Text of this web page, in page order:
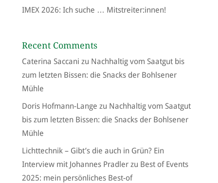
IMEX 2026: Ich suche … Mitstreiter:innen!
Recent Comments
Caterina Saccani zu Nachhaltig vom Saatgut bis
zum letzten Bissen: die Snacks der Bohlsener
Mühle
Doris Hofmann-Lange zu Nachhaltig vom Saatgut
bis zum letzten Bissen: die Snacks der Bohlsener
Mühle
Lichttechnik – Gibt’s die auch in Grün? Ein
Interview mit Johannes Pradlerzu Best of Events
2025: mein persönliches Best-of